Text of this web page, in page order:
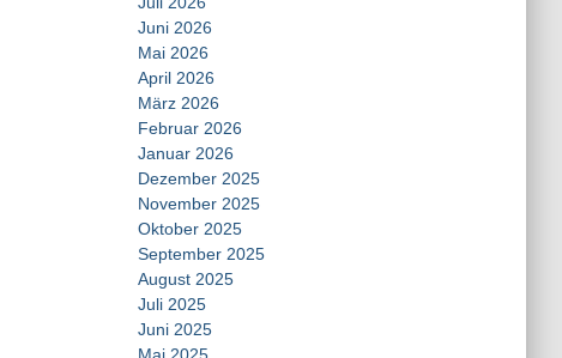
Juni 2026
Mai 2026
April 2026
März 2026
Februar 2026
Januar 2026
Dezember 2025
November 2025
Oktober 2025
September 2025
August 2025
Juli 2025
Juni 2025